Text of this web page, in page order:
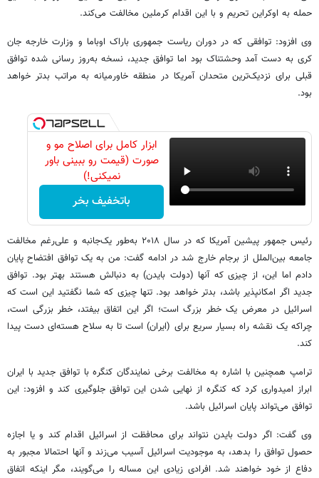
حمله به اوکراین تحریم و با این اقدام کرملین مخالفت می‌کند.
وی افزود: توافقی که در دوران ریاست جمهوری باراک اوباما و وزارت خارجه جان
کری به دست آمد وحشتناک بود اما توافق جدید، نسخه به‌روز رسانی شده توافق
قبلی برای نزدیک‌ترین متحدان آمریکا در منطقه خاورمیانه به مراتب بدتر خواهد
بود.
ابزار کامل برای اصلاح مو و
صورت (قیمت رو ببینی باور
نمیکنی!)
باتخفیف بخر
رئیس جمهور پیشین آمریکا که در سال ۲۰۱۸ به‌طور یک‌جانبه و علی‌رغم مخالفت
جامعه بین‌الملل از برجام خارج شد در ادامه گفت: من به یک توافق افتضاح پایان
دادم اما این، از چیزی که آنها (دولت بایدن) به دنبالش هستند بهتر بود. توافق
جدید اگر امکانپذیر باشد، بدتر خواهد بود. تنها چیزی که شما نگفتید این است که
اسرائیل در معرض یک خطر بزرگ است؛ اگر این اتفاق بیفتد، خطر بزرگی است،
چراکه یک نقشه راه بسیار سریع برای (ایران) است تا به سلاح هسته‌ای دست پیدا
کند.
ترامپ همچنین با اشاره به مخالفت برخی نمایندگان کنگره با توافق جدید با ایران
ابراز امیدواری کرد که کنگره از نهایی شدن این توافق جلوگیری کند و افزود: این
توافق می‌تواند پایان اسرائیل باشد.
وی گفت: اگر دولت بایدن نتواند برای محافظت از اسرائیل اقدام کند و یا اجازه
حصول توافق را بدهد، به موجودیت اسرائیل آسیب می‌زند و آنها احتمالا مجبور به
دفاع از خود خواهند شد. افرادی زیادی این مساله را می‌گویند، مگر اینکه اتفاق